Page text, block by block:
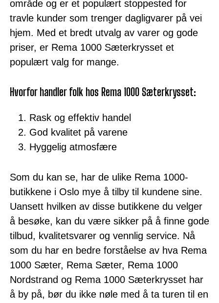
område og er et populært stoppested for
travle kunder som trenger dagligvarer på vei
hjem. Med et bredt utvalg av varer og gode
priser, er Rema 1000 Sæterkrysset et
populært valg for mange.
Hvorfor handler folk hos Rema 1000 Sæterkrysset:
Rask og effektiv handel
God kvalitet på varene
Hyggelig atmosfære
Som du kan se, har de ulike Rema 1000-
butikkene i Oslo mye å tilby til kundene sine.
Uansett hvilken av disse butikkene du velger
å besøke, kan du være sikker på å finne gode
tilbud, kvalitetsvarer og vennlig service. Nå
som du har en bedre forståelse av hva Rema
1000 Sæter, Rema Sæter, Rema 1000
Nordstrand og Rema 1000 Sæterkrysset har
å by på, bør du ikke nøle med å ta turen til en